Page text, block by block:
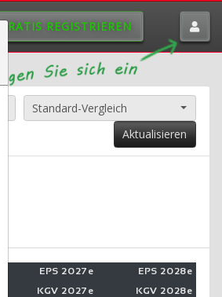
GRATIS REGISTRIEREN
Standard-Vergleich
Aktualisieren
EPS 2027e EPS 2028e
KGV 2027e KGV 2028e